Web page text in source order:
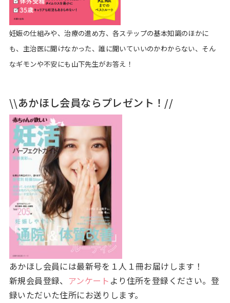
妊娠の仕組みや、治療の進め方、各ステップの基本知識のほかに
も、主治医に聞けなかった、誰に聞いていいのかわからない、そん
なギモンや不安にも山下先生がお答え！
\\あかほし会員ならプレゼント！//
あかほし会員には最新号を１人１冊お届けします！
新規会員登録、 アンケート より住所を登録ください。登
録いただいた住所にお送りします。